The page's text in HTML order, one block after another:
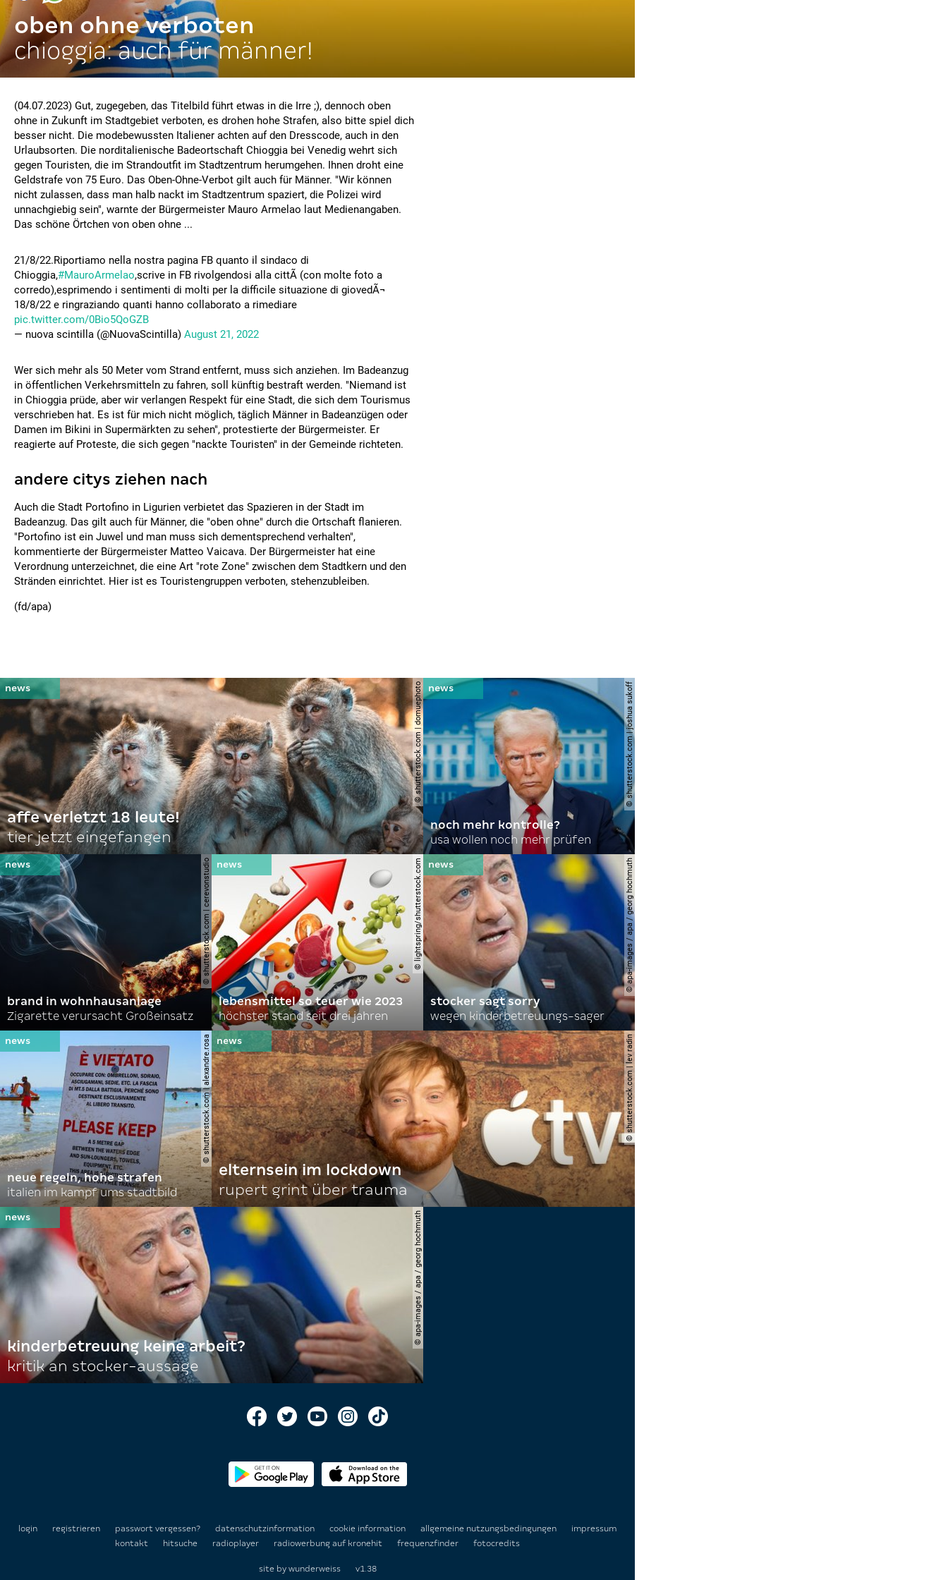
oben ohne verboten
chioggia: auch für männer!
(04.07.2023) Gut, zugegeben, das Titelbild führt etwas in die Irre ;), dennoch oben
ohne in Zukunft im Stadtgebiet verboten, es drohen hohe Strafen, also bitte spiel dich
besser nicht. Die modebewussten Italiener achten auf den Dresscode, auch in den
Urlaubsorten. Die norditalienische Badeortschaft Chioggia bei Venedig wehrt sich
gegen Touristen, die im Strandoutfit im Stadtzentrum herumgehen. Ihnen droht eine
Geldstrafe von 75 Euro. Das Oben-Ohne-Verbot gilt auch für Männer. "Wir können
nicht zulassen, dass man halb nackt im Stadtzentrum spaziert, die Polizei wird
unnachgiebig sein", warnte der Bürgermeister Mauro Armelao laut Medienangaben.
Das schöne Örtchen von oben ohne ...
21/8/22.Riportiamo nella nostra pagina FB quanto il sindaco di
Chioggia,#MauroArmelao,scrive in FB rivolgendosi alla cittÃ (con molte foto a
corredo),esprimendo i sentimenti di molti per la difficile situazione di giovedÃ¬
18/8/22 e ringraziando quanti hanno collaborato a rimediare
pic.twitter.com/0Bio5QoGZB
— nuova scintilla (@NuovaScintilla) August 21, 2022
Wer sich mehr als 50 Meter vom Strand entfernt, muss sich anziehen. Im Badeanzug
in öffentlichen Verkehrsmitteln zu fahren, soll künftig bestraft werden. "Niemand ist
in Chioggia prüde, aber wir verlangen Respekt für eine Stadt, die sich dem Tourismus
verschrieben hat. Es ist für mich nicht möglich, täglich Männer in Badeanzügen oder
Damen im Bikini in Supermärkten zu sehen", protestierte der Bürgermeister. Er
reagierte auf Proteste, die sich gegen "nackte Touristen" in der Gemeinde richteten.
andere citys ziehen nach
Auch die Stadt Portofino in Ligurien verbietet das Spazieren in der Stadt im
Badeanzug. Das gilt auch für Männer, die "oben ohne" durch die Ortschaft flanieren.
"Portofino ist ein Juwel und man muss sich dementsprechend verhalten",
kommentierte der Bürgermeister Matteo Vaicava. Der Bürgermeister hat eine
Verordnung unterzeichnet, die eine Art "rote Zone" zwischen dem Stadtkern und den
Stränden einrichtet. Hier ist es Touristengruppen verboten, stehenzubleiben.
(fd/apa)
© shutterstock.com | domuephoto
affe verletzt 18 leute!
tier jetzt eingefangen
© shutterstock.com | joshua sukoff
noch mehr kontrolle?
usa wollen noch mehr prüfen
© shutterstock.com | cerevonstudio
brand in wohnhausanlage
Zigarette verursacht Großeinsatz
© lightspring/shutterstock.com
lebensmittel so teuer wie 2023
höchster stand seit drei jahren
© apa-images / apa / georg hochmuth
stocker sagt sorry
wegen kinderbetreuungs-sager
© shutterstock.com | alexandre.rosa
neue regeln, hohe strafen
italien im kampf ums stadtbild
© shutterstock.com | lev radin
elternsein im lockdown
rupert grint über trauma
© apa-images / apa / georg hochmuth
kinderbetreuung keine arbeit?
kritik an stocker-aussage
login registrieren passwort vergessen? datenschutzinformation cookie information allgemeine nutzungsbedingungen
impressum
kontakt
hitsuche radioplayer radiowerbung auf kronehit frequenzfinder fotocredits
site by wunderweiss v1.38